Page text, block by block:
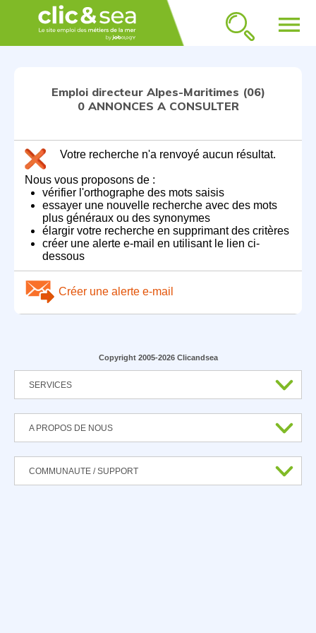
menu
Emploi directeur Alpes-Maritimes (06)
0 ANNONCES A CONSULTER
Votre recherche n'a renvoyé aucun résultat.
Nous vous proposons de :
vérifier l'orthographe des mots saisis
essayer une nouvelle recherche avec des mots
plus généraux ou des synonymes
élargir votre recherche en supprimant des critères
créer une alerte e-mail en utilisant le lien ci-
dessous
Créer une alerte e-mail
Copyright 2005-2026 Clicandsea
SERVICES
A PROPOS DE NOUS
COMMUNAUTE / SUPPORT